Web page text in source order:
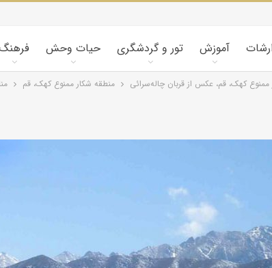
حیات وحش تور و گردشگری آموزش
منطقه شکار ممنوع کهک، قم کهک، قم، عکس از قربان چاله‌سرائی